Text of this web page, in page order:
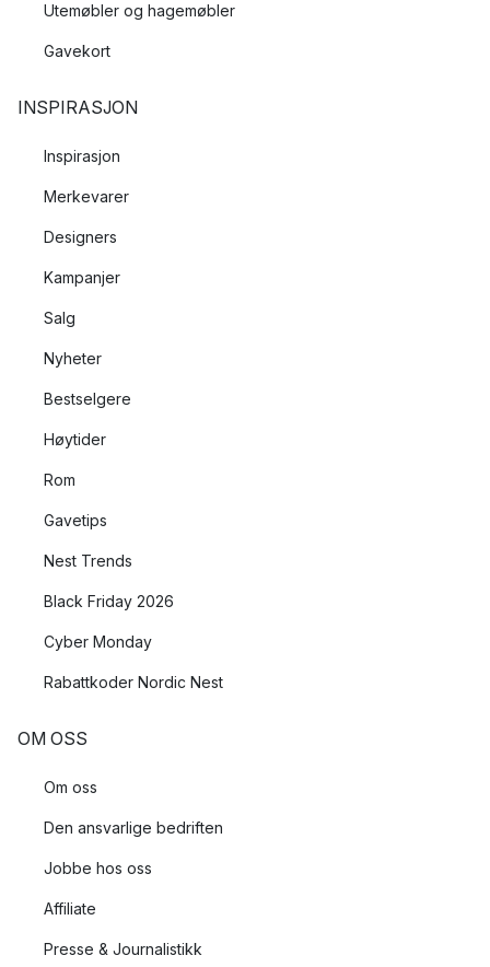
Utemøbler og hagemøbler
Gavekort
INSPIRASJON
Inspirasjon
Merkevarer
Designers
Kampanjer
Salg
Nyheter
Bestselgere
Høytider
Rom
Gavetips
Nest Trends
Black Friday 2026
Cyber Monday
Rabattkoder Nordic Nest
OM OSS
Om oss
Den ansvarlige bedriften
Jobbe hos oss
Affiliate
Presse & Journalistikk